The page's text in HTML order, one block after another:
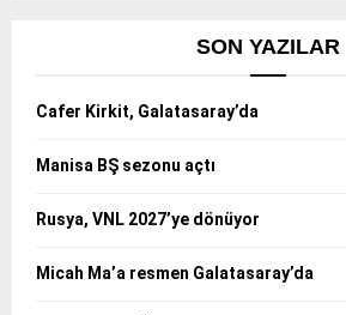
SON YAZILAR
Cafer Kirkit, Galatasaray’da
Manisa BŞ sezonu açtı
Rusya, VNL 2027’ye dönüyor
Micah Ma’a resmen Galatasaray’da